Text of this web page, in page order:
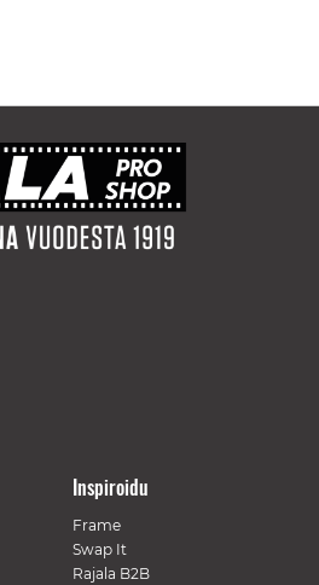
Inspiroidu
Frame
Swap It
Rajala B2B